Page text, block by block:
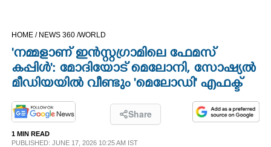
CINEMA
OPINION
PHOTOS
LIFESTYLE
HOME / NEWS 360 /WORLD
'നമ്മളാണ് ഇന്‍സ്റ്റഗ്രാമിലെ ഫേമസ്
കപ്പിള്‍': മോദിയോട് മെലോനി, സോഷ്യൽ
മീഡിയയിൽ വീണ്ടും 'മെലോഡി' എഫക്ട്
Share
1 MIN READ
PUBLISHED: JUNE 17, 2026 10:25 AM IST